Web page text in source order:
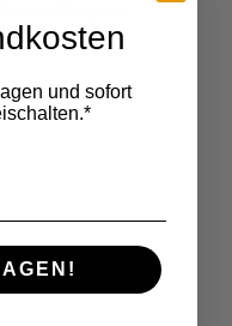
wir Sie gerne
und sofort